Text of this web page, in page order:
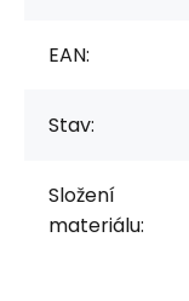
EAN:
Stav:
Složení
materiálu: